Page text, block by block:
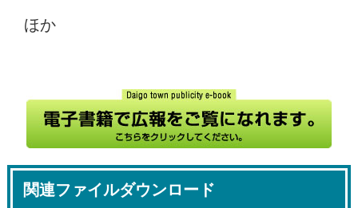
ほか
関連ファイルダウンロード